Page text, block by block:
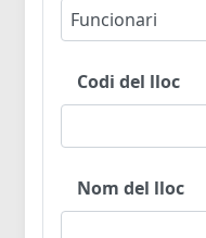
Funcionari
Codi del lloc
Nom del lloc